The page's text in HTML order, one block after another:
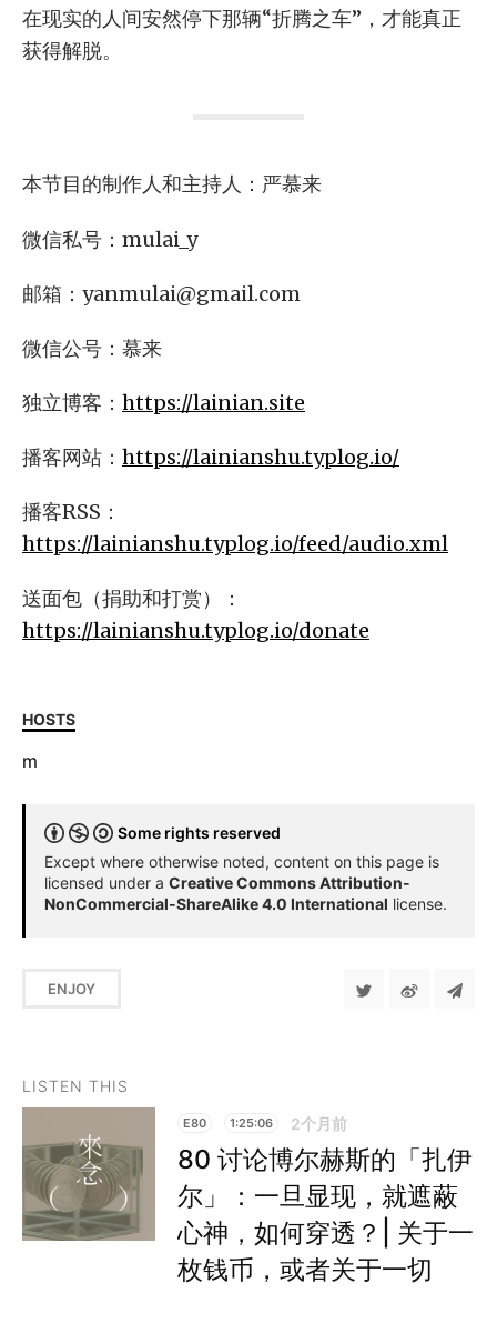
在现实的人间安然停下那辆“折腾之车”，才能真正
获得解脱。
本节目的制作人和主持人：严慕来
微信私号：mulai_y
邮箱： yanmulai@gmail.com
微信公号：慕来
独立博客： https://lainian.site
播客网站： https://lainianshu.typlog.io/
播客RSS：
https://lainianshu.typlog.io/feed/audio.xml
送面包（捐助和打赏）：
https://lainianshu.typlog.io/donate
HOSTS
m
Some rights reserved
Except where otherwise noted, content on this page is
licensed under a Creative Commons Attribution-
NonCommercial-ShareAlike 4.0 International license.
ENJOY
LISTEN THIS
E80 1:25:06 2个月前
80 讨论博尔赫斯的「扎伊
尔」：一旦显现，就遮蔽
心神，如何穿透？| 关于一
枚钱币，或者关于一切